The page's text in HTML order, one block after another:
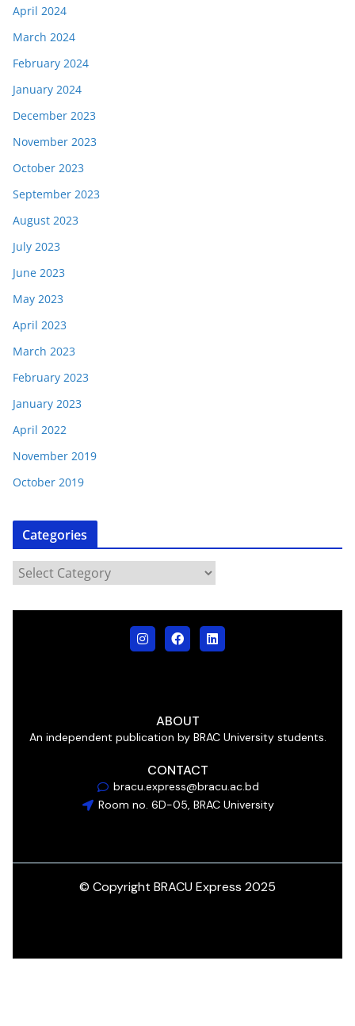
April 2024
March 2024
February 2024
January 2024
December 2023
November 2023
October 2023
September 2023
August 2023
July 2023
June 2023
May 2023
April 2023
March 2023
February 2023
January 2023
April 2022
November 2019
October 2019
Categories
ABOUT
An independent publication by BRAC University students.
CONTACT
bracu.express@bracu.ac.bd
Room no. 6D-05, BRAC University
© Copyright BRACU Express 2025